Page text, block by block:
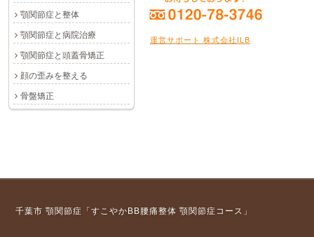
顎関節症と整体
顎関節症と病院治療
顎関節症と頭蓋骨矯正
顔の歪みを整える
骨盤矯正
運営サポート 株式会社ILB
千葉市 顎関節症「すこやかBB腰痛整体 顎関節症コース」